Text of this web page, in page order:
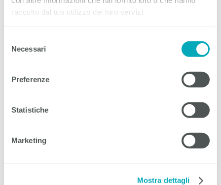
raccolto dal tuo utilizzo dei loro servizi.
delNecessari
Preferenze
Statistiche
Marketing
Mostra dettagli
aziende.
Conseguenze in materia di diritto del
Il Centre Patronal Bern illustra la carenza energetica in
più importanti si trovano, in tedesco e francese, sul
questosito web
compensazione del lavoro ridotto nel contesto